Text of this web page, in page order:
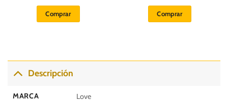
precio
original
era:
S/.
Comprar
precio
original
era:
S/.
Comprar
Descripción
MARCA
Love